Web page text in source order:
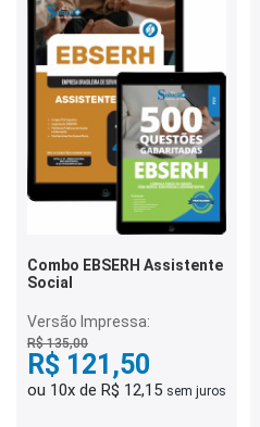
Combo EBSERH Assistente
Social
Versão Impressa:
R$ 135,00
R$ 121,50
ou 10x de R$ 12,15 sem juros